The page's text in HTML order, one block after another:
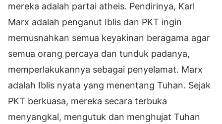
mereka adalah partai atheis. Pendirinya, Karl
Marx adalah penganut Iblis dan PKT ingin
memusnahkan semua keyakinan beragama agar
semua orang percaya dan tunduk padanya,
memperlakukannya sebagai penyelamat. Marx
adalah Iblis nyata yang menentang Tuhan. Sejak
PKT berkuasa, mereka secara terbuka
menyangkal, mengutuk dan menghujat Tuhan